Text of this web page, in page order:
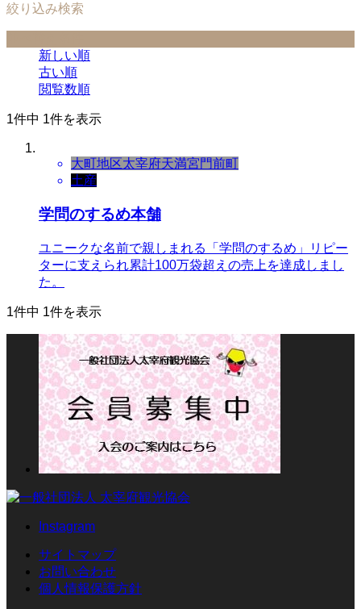
絞り込み検索
新しい順
古い順
閲覧数順
1件中 1件を表示
大町地区太宰府天満宮門前町
土産
学問のするめ本舗
ユニークな名前で親しまれる「学問のするめ」リピー
ターに支えられ累計100万袋超えの売上を達成しまし
た。
1件中 1件を表示
Instagram
サイトマップ
お問い合わせ
個人情報保護方針